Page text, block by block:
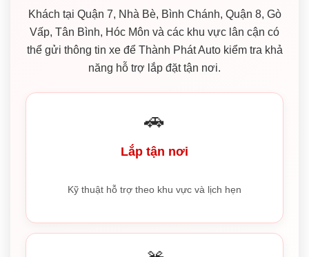
Khách tại Quận 7, Nhà Bè, Bình Chánh, Quận 8, Gò
Vấp, Tân Bình, Hóc Môn và các khu vực lân cận có
thể gửi thông tin xe để Thành Phát Auto kiểm tra khả
năng hỗ trợ lắp đặt tận nơi.
🚗
Lắp tận nơi
Kỹ thuật hỗ trợ theo khu vực và lịch hẹn